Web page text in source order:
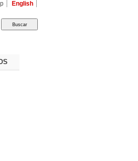
English